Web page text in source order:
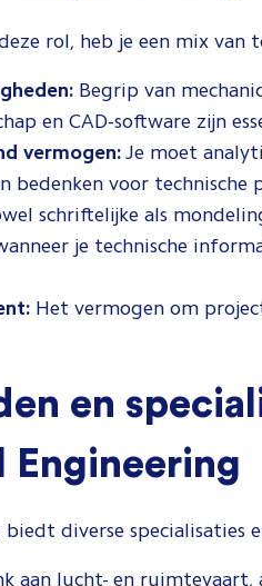
rol, heb je een mix van
Begrip van
en CAD-software zijn
vermogen:Je moet
bedenken voor technische
schriftelijke als
je technische
Het vermogen om
en
Engineering
biedt diverse specialisaties
aan lucht- en